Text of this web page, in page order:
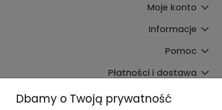
Moje konto
Informacje
Pomoc
Płatności i dostawa
Wpisy
Dbamy o Twoją prywatność